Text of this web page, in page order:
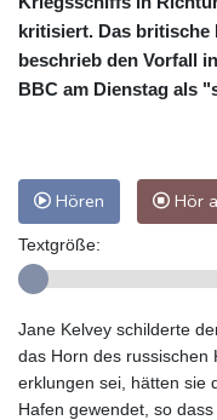
kritisiert. Das britische
beschrieb den Vorfall
BBC am Dienstag als
Hören Hör
Textgröße:
Jane Kelvey schilderte
das Horn des russischen
erklungen sei, hätten sie
Hafen gewendet, so